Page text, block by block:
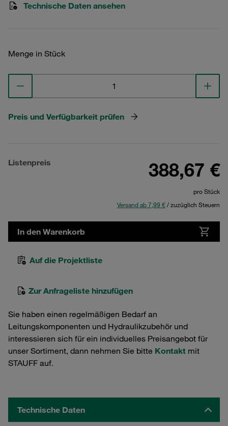
Technische Daten ansehen
Menge in Stück
Preis und Verfügbarkeit prüfen
Listenpreis 388,67 €
pro Stück
Versand ab 7,99 €/ zuzüglich Steuern
In den Warenkorb
Auf die Projektliste
Zur Anfrageliste hinzufügen
Sie haben einen regelmäßigen Bedarf an
Leitungskomponenten und Hydraulikzubehör und
interessieren sich für ein individuelles Preisangebot für
unser Sortiment, dann nehmen Sie bitte Kontakt mit
STAUFF auf.
Technische Daten